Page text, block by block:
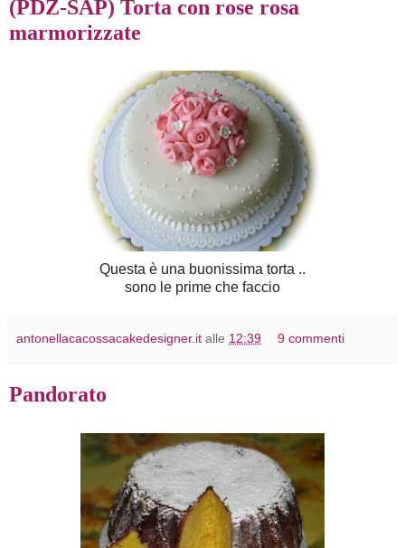
(PDZ-SAP) Torta con rose rosa
marmorizzate
Questa è una buonissima torta ..
sono le prime che faccio
antonellacacossacakedesigner.it alle 12:39 9 commenti
Pandorato